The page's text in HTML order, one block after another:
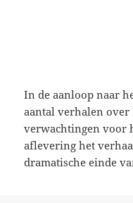
In de aanloop naar
aantal verhalen over
verwachtingen voor
aflevering het
dramatische einde